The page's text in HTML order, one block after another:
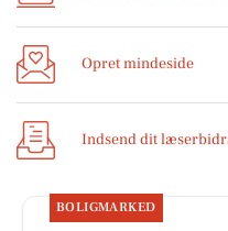
Opret mindeside
Indsend dit
BOLIGMARKED